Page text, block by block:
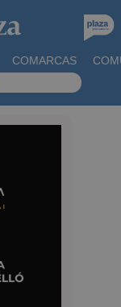
COMARCAS